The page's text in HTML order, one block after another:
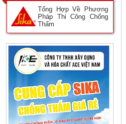
Tổng Hợp Về Phương
Pháp Thi Công Chống
Thấm